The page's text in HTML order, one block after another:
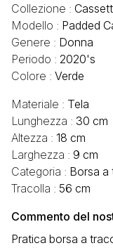
Collezione :
Modello : Padded
Genere : Donna
Periodo : 2020's
Colore : Verde
Materiale : Tela
Lunghezza : 30 cm
Altezza : 18 cm
Larghezza : 9 cm
Categoria : Borsa a
Tracolla : 56 cm
Commento del
Pratica borsa a